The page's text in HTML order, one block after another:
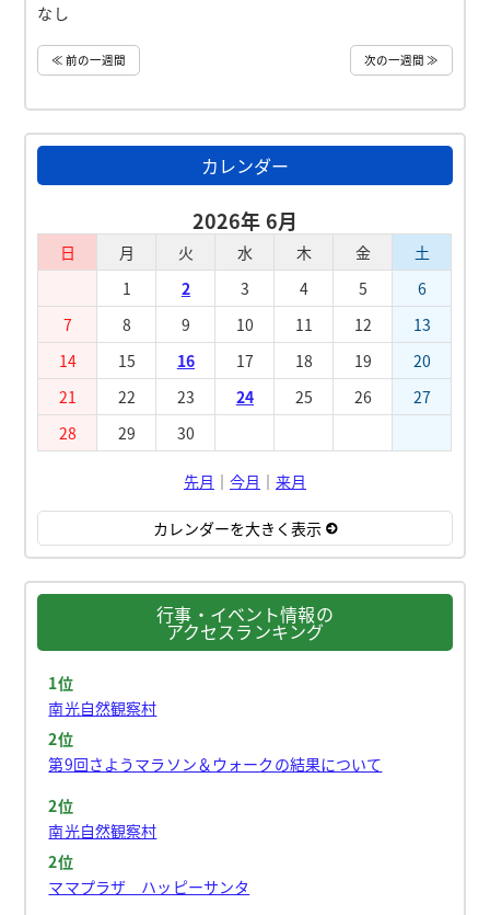
なし
≪ 前の一週間 次の一週間 ≫
カレンダー
2026年 6月
日 月 火 水 木 金
土
1
2 3 4 5
6
7
8 9 10 11 12
13
14
15 16 17 18 19
20
21
22 23 24 25 26
27
28
29 30
先月 ｜ 今月 ｜ 来月
カレンダーを大きく表示
行事・イベント情報の
アクセスランキング
1位
南光自然観察村
2位
第9回さようマラソン＆ウォークの結果について
2位
南光自然観察村
2位
ママプラザ ハッピーサンタ